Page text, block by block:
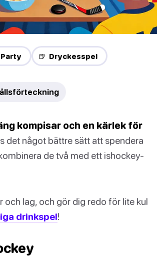
🍺 Dryckesspel
kompisar och en kärlek för
det något bättre sätt att spendera
de två med ett ishockey-
och lag, och gör dig redo för lite kul
drinkspel!